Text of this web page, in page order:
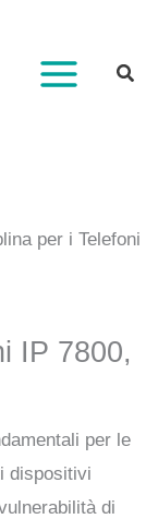
IP 7800,
per le
dispositivi
di